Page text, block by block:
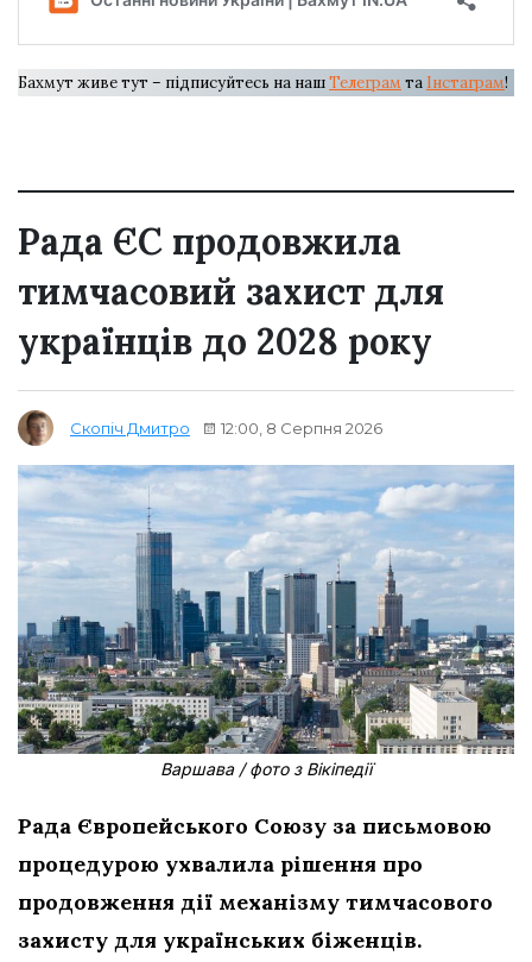
Бахмут живе тут – підписуйтесь на нашТелеграм та Інстаграм!
Рада ЄС продовжила
тимчасовий захист для
українців до 2028 року
Скопіч Дмитро 12:00, 8 Серпня 2026
Варшава / фото з Вікіпедії
Рада Європейського Союзу за письмовою
процедурою ухвалила рішення про
продовження дії механізму тимчасового
захисту для українських біженців.